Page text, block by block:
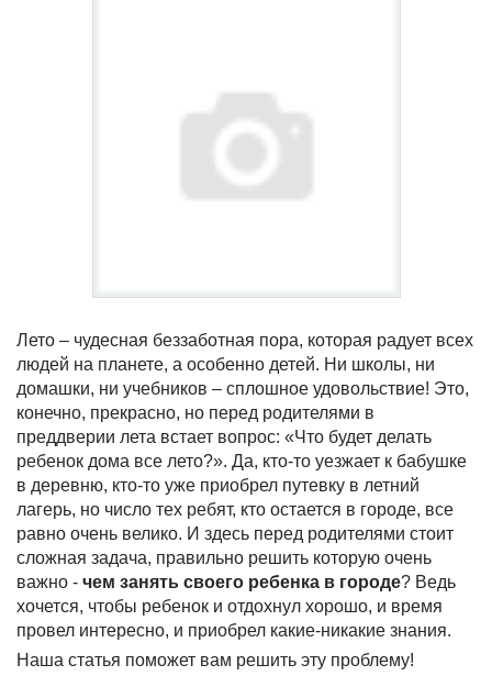
Лето – чудесная беззаботная пора, которая радует всех
людей на планете, а особенно детей. Ни школы, ни
домашки, ни учебников – сплошное удовольствие! Это,
конечно, прекрасно, но перед родителями в
преддверии лета встает вопрос: «Что будет делать
ребенок дома все лето?». Да, кто-то уезжает к бабушке
в деревню, кто-то уже приобрел путевку в летний
лагерь, но число тех ребят, кто остается в городе, все
равно очень велико. И здесь перед родителями стоит
сложная задача, правильно решить которую очень
важно - чем занять своего ребенка в городе? Ведь
хочется, чтобы ребенок и отдохнул хорошо, и время
провел интересно, и приобрел какие-никакие знания.
Наша статья поможет вам решить эту проблему!